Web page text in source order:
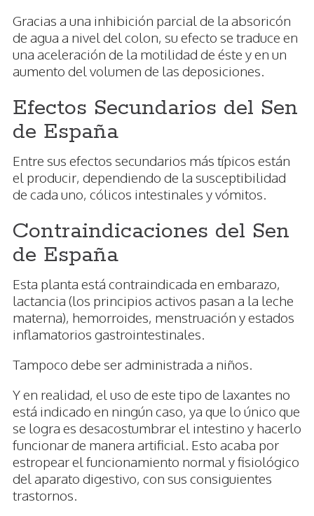
Gracias a una inhibición parcial de la absoricón
de agua a nivel del colon, su efecto se traduce en
una aceleración de la motilidad de éste y en un
aumento del volumen de las deposiciones.
Efectos Secundarios del Sen
de España
Entre sus efectos secundarios más típicos están
el producir, dependiendo de la susceptibilidad
de cada uno, cólicos intestinales y vómitos.
Contraindicaciones del Sen
de España
Esta planta está contraindicada en embarazo,
lactancia (los principios activos pasan a la leche
materna), hemorroides, menstruación y estados
inflamatorios gastrointestinales.
Tampoco debe ser administrada a niños.
Y en realidad, el uso de este tipo de laxantes no
está indicado en ningún caso, ya que lo único que
se logra es desacostumbrar el intestino y hacerlo
funcionar de manera artificial. Esto acaba por
estropear el funcionamiento normal y fisiológico
del aparato digestivo, con sus consiguientes
trastornos.